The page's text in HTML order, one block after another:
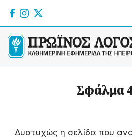
Σφάλμα
Δυστυχώς η σελίδα που